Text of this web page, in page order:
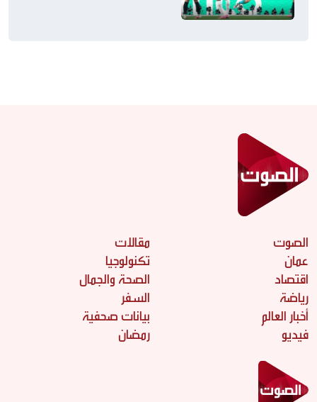
الصوت
عمان
اقتصاد
رياضة
أخبار العالم
فيديو
مقالات
تكنولوجيا
الصحة والجمال
السفر
بيانات صحفية
رمضان